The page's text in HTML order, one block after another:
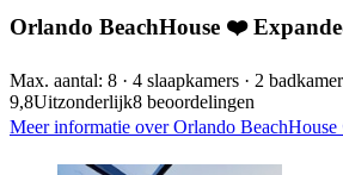
Orlando BeachHouse ❤️
Max. aantal: 8 · 4 slaapkamers · 2
9,8Uitzonderlijk8 beoordelingen
Meer informatie over Orlando